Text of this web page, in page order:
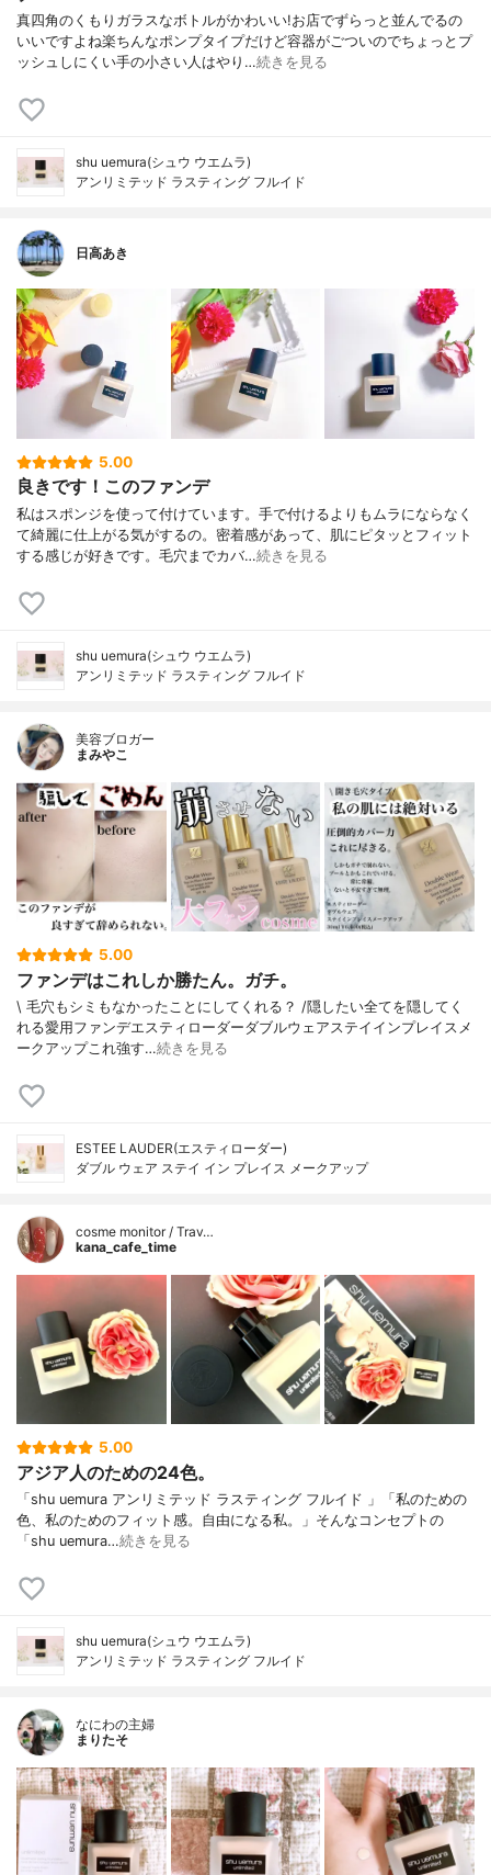
真四角のくもりガラスなボトルがかわいい!お店でずらっと並んでるの
いいですよね楽ちんなポンプタイプだけど容器がごついのでちょっとプ
ッシュしにくい手の小さい人はやり…続きを見る
shu uemura(シュウ ウエムラ)
アンリミテッド ラスティング フルイド
日高あき
5.00
良きです！このファンデ
私はスポンジを使って付けています。手で付けるよりもムラにならなく
て綺麗に仕上がる気がするの。密着感があって、肌にピタッとフィット
する感じが好きです。毛穴までカバ…続きを見る
shu uemura(シュウ ウエムラ)
アンリミテッド ラスティング フルイド
美容ブロガー
まみやこ
5.00
ファンデはこれしか勝たん。ガチ。
\ 毛穴もシミもなかったことにしてくれる？ /⁡⁡隠したい全てを隠してく
れる愛用ファンデ⁡エスティローダーダブルウェアステイインプレイスメ
ークアップ⁡⁡これ強す…続きを見る
ESTEE LAUDER(エスティローダー)
ダブル ウェア ステイ イン プレイス メークアップ
cosme monitor / Trav…
kana_cafe_time
5.00
アジア人のための24色。
「shu uemura アンリミテッド ラスティング フルイド 」「私のための
色、私のためのフィット感。自由になる私。」そんなコンセプトの
「shu uemura…続きを見る
shu uemura(シュウ ウエムラ)
アンリミテッド ラスティング フルイド
なにわの主婦
まりたそ